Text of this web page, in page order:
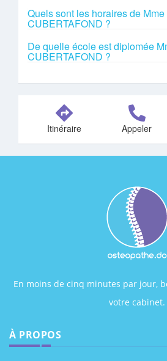
Quels sont les horaires de
CUBERTAFOND ?
De quelle école est diplomée
CUBERTAFOND ?
Itinéraire Appeler
En moins de cinq minutes par jour,
votre cabinet.
À PROPOS